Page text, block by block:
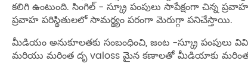
కలిగి ఉంటుంది. సింగిల్ - స్క్రూ పంపులు సాపేక్షంగా చిన్న
ప్రవాహ పరిస్థితులలో సామర్థ్యం పరంగా మెరుగ్గా పనిచేస్తాయి.
మీడియం అనుకూలతకు సంబంధించి, జంట -స్క్రూ
మరియు మరింత దృ valoss మైన కణాలతో మీడియాకు